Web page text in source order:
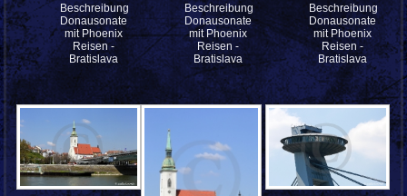
Beschreibung:
Donausonate
mit Phoenix
Reisen -
Bratislava
Beschreibung:
Donausonate
mit Phoenix
Reisen -
Bratislava
Beschreibung:
Donausonate
mit Phoenix
Reisen -
Bratislava